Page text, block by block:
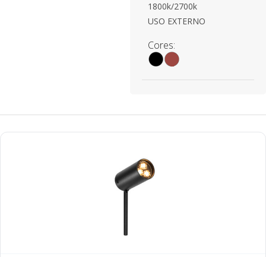
1800k/2700k
USO EXTERNO
Cores: